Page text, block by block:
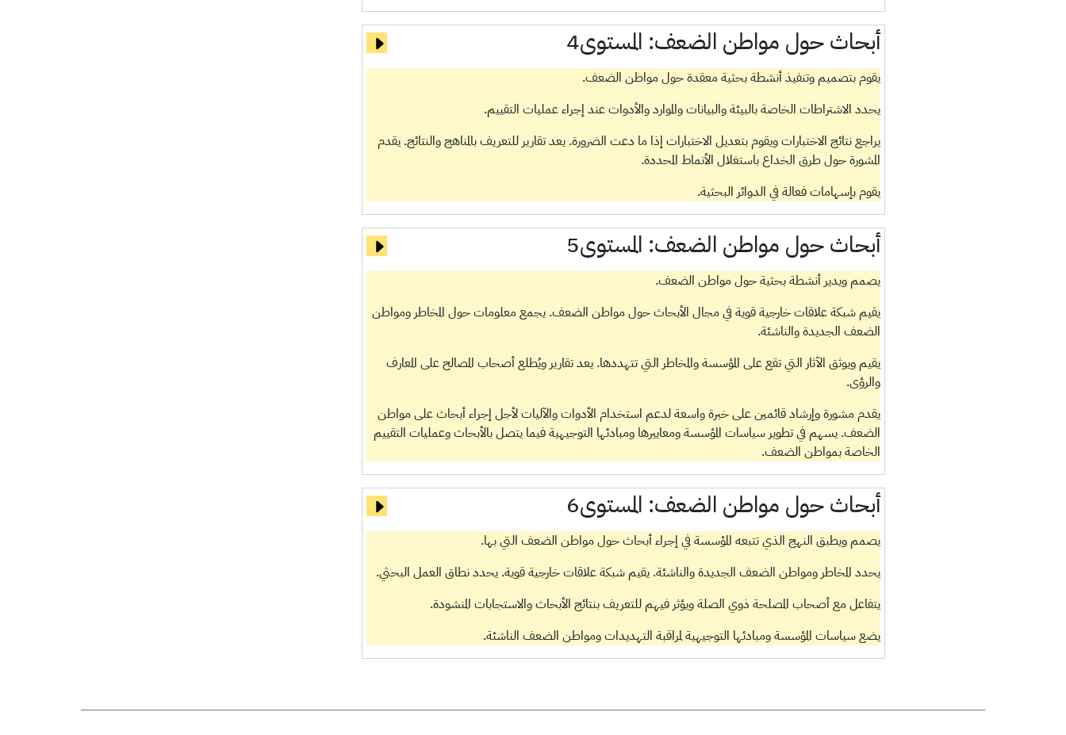
أبحاث حول مواطن الضعف: المستوى4
يقوم بتصميم وتنفيذ أنشطة بحثية معقدة حول مواطن الضعف.
يحدد الاشتراطات الخاصة بالبيئة والبيانات والموارد والأدوات عند إجراء عمليات التقييم.
يراجع نتائج الاختبارات ويقوم بتعديل الاختبارات إذا ما دعت الضرورة. يعد تقارير للتعريف بالمناهج والنتائج. يقدم
المشورة حول طرق الخداع باستغلال الأنماط المحددة.
يقوم بإسهامات فعالة في الدوائر البحثية.
أبحاث حول مواطن الضعف: المستوى5
يصمم ويدير أنشطة بحثية حول مواطن الضعف.
يقيم شبكة علاقات خارجية قوية في مجال الأبحاث حول مواطن الضعف. يجمع معلومات حول المخاطر ومواطن
الضعف الجديدة والناشئة.
يقيم ويوثق الآثار التي تقع على المؤسسة والمخاطر التي تتهددها. يعد تقارير ويُطلع أصحاب المصالح على المعارف
والرؤى.
يقدم مشورة وإرشاد قائمين على خبرة واسعة لدعم استخدام الأدوات والآليات لأجل إجراء أبحاث على مواطن
الضعف. يسهم في تطوير سياسات المؤسسة ومعاييرها ومبادئها التوجيهية فيما يتصل بالأبحاث وعمليات التقييم
الخاصة بمواطن الضعف.
أبحاث حول مواطن الضعف: المستوى6
يصمم ويطبق النهج الذي تتبعه المؤسسة في إجراء أبحاث حول مواطن الضعف التي بها.
يحدد المخاطر ومواطن الضعف الجديدة والناشئة. يقيم شبكة علاقات خارجية قوية. يحدد نطاق العمل البحثي.
يتفاعل مع أصحاب المصلحة ذوي الصلة ويؤثر فيهم للتعريف بنتائج الأبحاث والاستجابات المنشودة.
يضع سياسات المؤسسة ومبادئها التوجيهية لمراقبة التهديدات ومواطن الضعف الناشئة.